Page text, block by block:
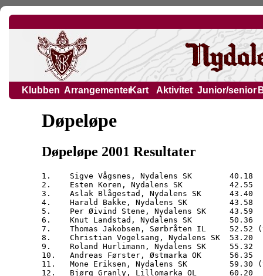
Klubben ArrangementerKart Aktivitet Junior/senior